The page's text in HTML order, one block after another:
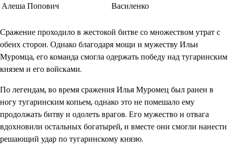
Алеша Попович
Василенко
Сражение проходило в жестокой битве со множеством утрат с
обеих сторон. Однако благодаря мощи и мужеству Ильи
Муромца, его команда смогла одержать победу над тугаринским
князем и его войсками.
По легендам, во время сражения Илья Муромец был ранен в
ногу тугаринским копьем, однако это не помешало ему
продолжать битву и одолеть врагов. Его мужество и отвага
вдохновили остальных богатырей, и вместе они смогли нанести
решающий удар по тугаринскому князю.